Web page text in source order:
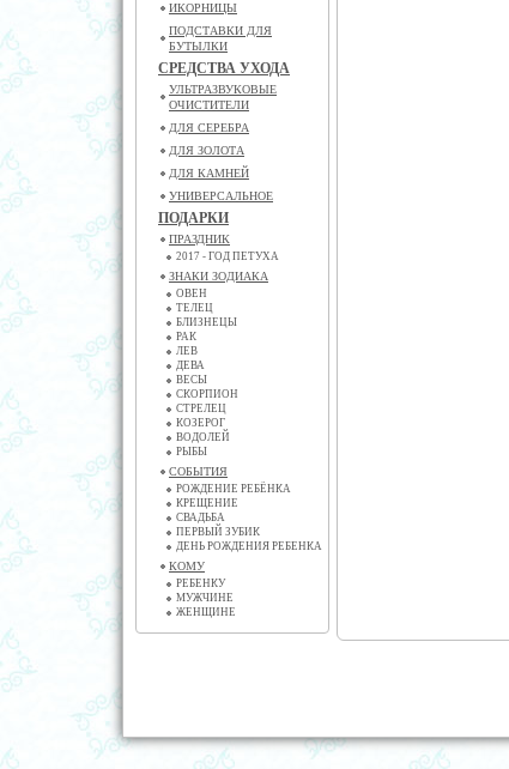
ИКОРНИЦЫ
ПОДСТАВКИ ДЛЯ
БУТЫЛКИ
СРЕДСТВА УХОДА
УЛЬТРАЗВУКОВЫЕ
ОЧИСТИТЕЛИ
ДЛЯ СЕРЕБРА
ДЛЯ ЗОЛОТА
ДЛЯ КАМНЕЙ
УНИВЕРСАЛЬНОЕ
ПОДАРКИ
ПРАЗДНИК
2017 - ГОД ПЕТУХА
ЗНАКИ ЗОДИАКА
ОВЕН
ТЕЛЕЦ
БЛИЗНЕЦЫ
РАК
ЛЕВ
ДЕВА
ВЕСЫ
СКОРПИОН
СТРЕЛЕЦ
КОЗЕРОГ
ВОДОЛЕЙ
РЫБЫ
СОБЫТИЯ
РОЖДЕНИЕ РЕБЁНКА
КРЕЩЕНИЕ
СВАДЬБА
ПЕРВЫЙ ЗУБИК
ДЕНЬ РОЖДЕНИЯ РЕБЕНКА
КОМУ
РЕБЕНКУ
МУЖЧИНЕ
ЖЕНЩИНЕ